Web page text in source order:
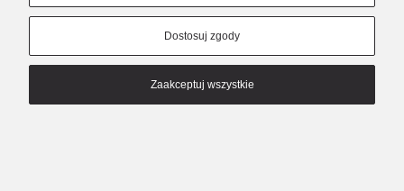
Sklep internetowy Shoper.pl
Dostosuj zgody
Zaakceptuj wszystkie